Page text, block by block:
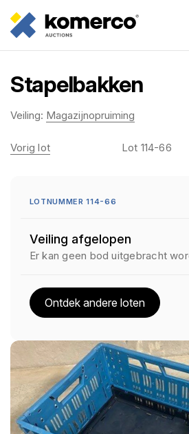
Stapelbakken
Veiling: Magazijnopruiming
Vorig lot Lot 114-66
LOTNUMMER 114-66
Veiling afgelopen
Er kan geen bod uitgebracht
Ontdek andere loten